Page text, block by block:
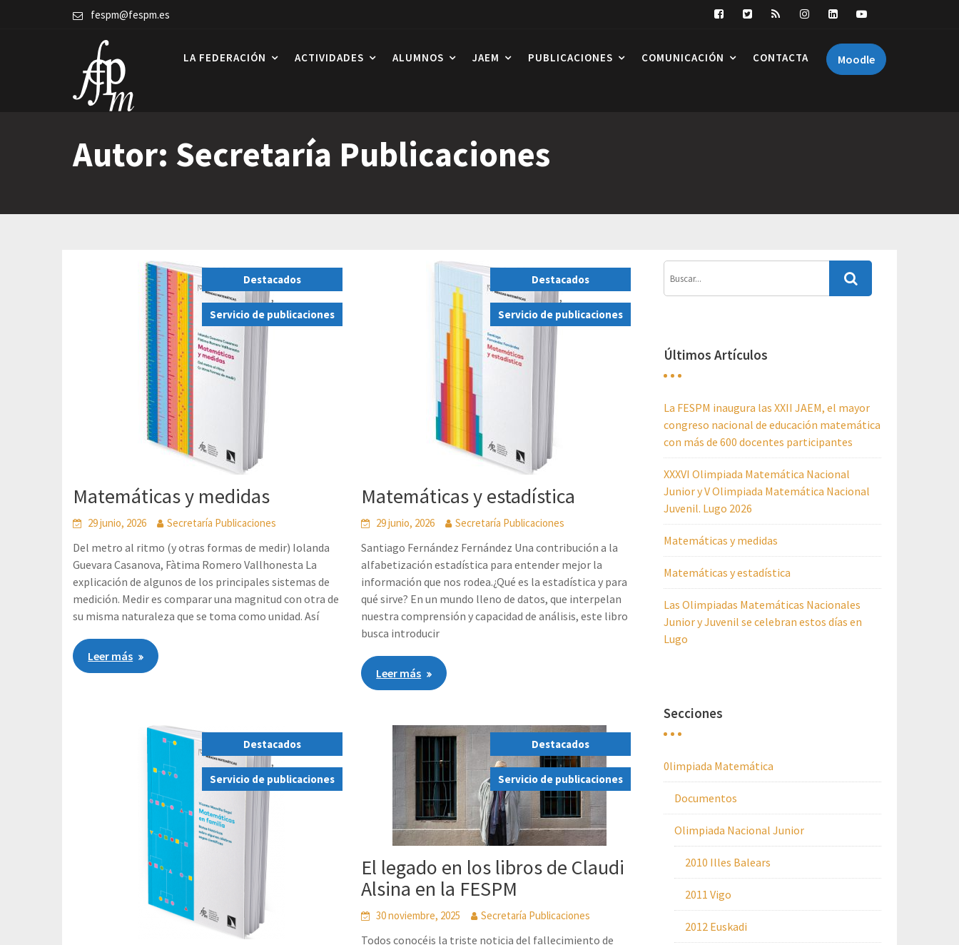
fespm@fespm.es
Moodle
LA FEDERACIÓN ACTIVIDADES ALUMNOS JAEM PUBLICACIONES COMUNICACIÓN CONTACTA
Autor: Secretaría Publicaciones
Destacados
,
Servicio de publicaciones
Matemáticas y medidas
29 junio, 2026 Secretaría Publicaciones
Del metro al ritmo (y otras formas de medir) Iolanda
Guevara Casanova, Fàtima Romero Vallhonesta La
explicación de algunos de los principales sistemas de
medición. Medir es comparar una magnitud con otra de
su misma naturaleza que se toma como unidad. Así
Leer más
Destacados
,
Servicio de publicaciones
Matemáticas y estadística
29 junio, 2026 Secretaría Publicaciones
Santiago Fernández Fernández Una contribución a la
alfabetización estadística para entender mejor la
información que nos rodea.¿Qué es la estadística y para
qué sirve? En un mundo lleno de datos, que interpelan
nuestra comprensión y capacidad de análisis, este libro
busca introducir
Leer más
Destacados
,
Servicio de publicaciones
Destacados
,
Servicio de publicaciones
El legado en los libros de Claudi
Alsina en la FESPM
30 noviembre, 2025 Secretaría Publicaciones
Todos conocéis la triste noticia del fallecimiento de
Últimos Artículos
La FESPM inaugura las XXII JAEM, el mayor
congreso nacional de educación matemática
con más de 600 docentes participantes
XXXVI Olimpiada Matemática Nacional
Junior y V Olimpiada Matemática Nacional
Juvenil. Lugo 2026
Matemáticas y medidas
Matemáticas y estadística
Las Olimpiadas Matemáticas Nacionales
Junior y Juvenil se celebran estos días en
Lugo
Secciones
0limpiada Matemática
Documentos
Olimpiada Nacional Junior
2010 Illes Balears
2011 Vigo
2012 Euskadi